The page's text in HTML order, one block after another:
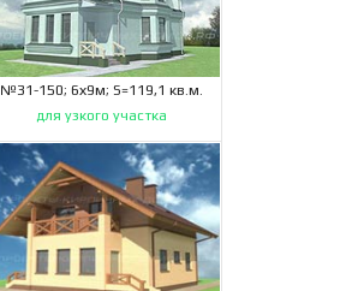
№31-150; 6х9м; S=119,1 кв.м.
для узкого участка